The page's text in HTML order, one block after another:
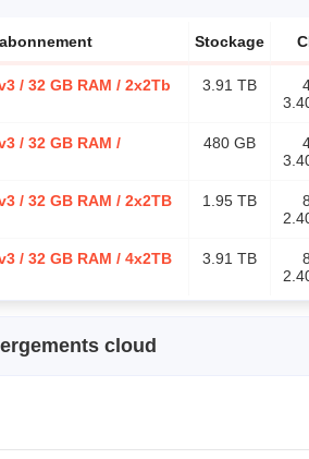
Stockage
/ 32 GB RAM / 2x2Tb
3.91 TB
/ 32 GB RAM /
480 GB
/ 32 GB RAM / 2x2TB
1.95 TB
/ 32 GB RAM / 4x2TB
3.91 TB
cloud